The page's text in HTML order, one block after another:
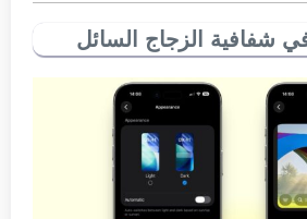
شفافية الزجاج السائل